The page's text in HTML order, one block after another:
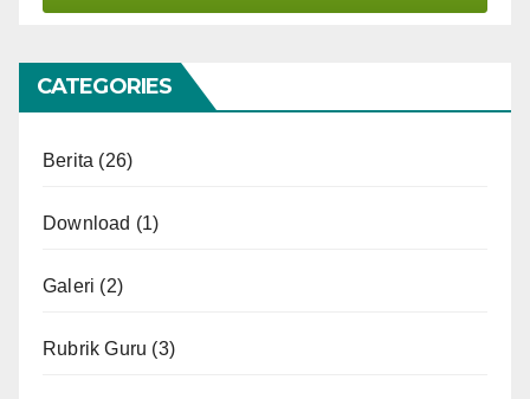
CATEGORIES
Berita (26)
Download (1)
Galeri (2)
Rubrik Guru (3)